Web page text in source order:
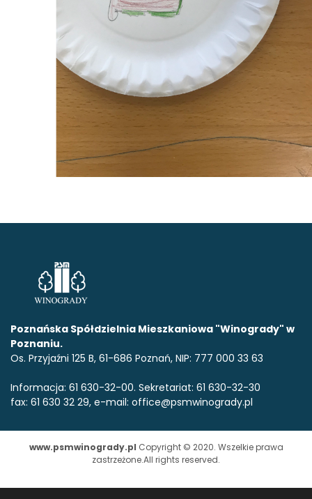
Poznańska Spółdzielnia Mieszkaniowa "Winogrady" w
Poznaniu.
Os. Przyjaźni 125 B, 61-686 Poznań, NIP: 777 000 33 63
Informacja: 61 630-32-00. Sekretariat: 61 630-32-30
fax: 61 630 32 29, e-mail: office@psmwinogrady.pl
www.psmwinogrady.pl Copyright © 2020. Wszelkie prawa
zastrzeżone.All rights reserved.